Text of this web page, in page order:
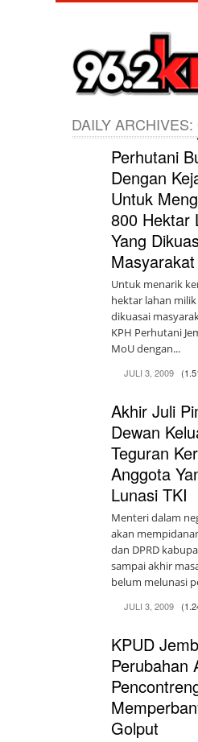
DAILY ARCHIVES:
Perhutani
Dengan
Untuk
800 Hektar
Yang
Masyarakat
Untuk menarik
hektar lahan
dikuasai
KPH Perhutani
MoU dengan...
JULI 3, 2009
Akhir Juli
Dewan
Teguran
Anggota
Lunasi TKI
Menteri dalam
akan
dan DPRD
sampai akhir
belum melunasi
JULI 3, 2009
KPUD
Perubahan
Golput